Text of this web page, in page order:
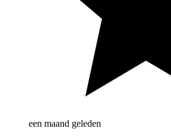
een maand geleden